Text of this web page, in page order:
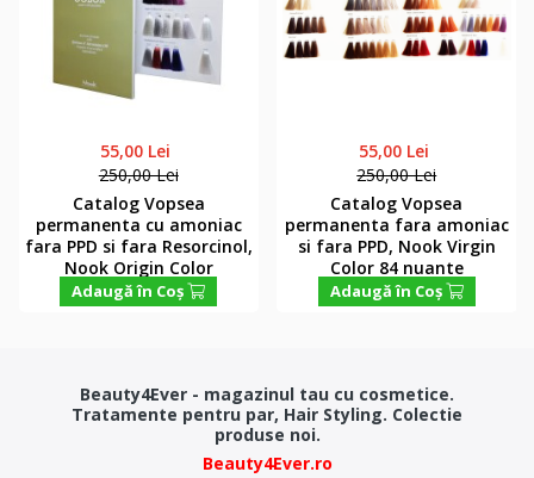
55,00 Lei
250,00 Lei
Catalog Vopsea
permanenta cu amoniac
fara PPD si fara Resorcinol,
Nook Origin Color
Adaugă în Coş
55,00 Lei
250,00 Lei
Catalog Vopsea
permanenta fara amoniac
si fara PPD, Nook Virgin
Color 84 nuante
Adaugă în Coş
Beauty4Ever - magazinul tau cu cosmetice.
Tratamente pentru par, Hair Styling. Colectie
produse noi.
Beauty4Ever.ro